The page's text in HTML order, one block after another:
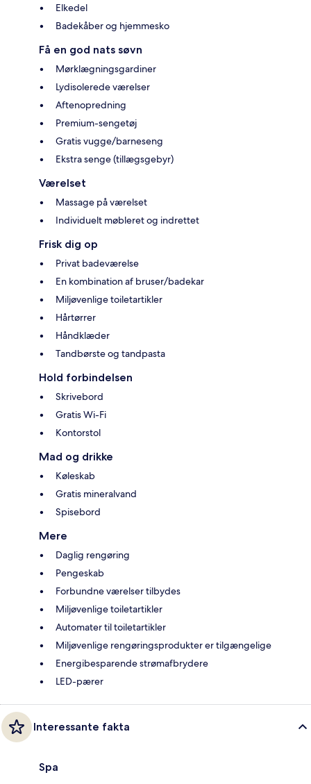
Elkedel
Badekåber og hjemmesko
Få en god nats søvn
Mørklægningsgardiner
Lydisolerede værelser
Aftenopredning
Premium-sengetøj
Gratis vugge/barneseng
Ekstra senge (tillægsgebyr)
Værelset
Massage på værelset
Individuelt møbleret og indrettet
Frisk dig op
Privat badeværelse
En kombination af bruser/badekar
Miljøvenlige toiletartikler
Hårtørrer
Håndklæder
Tandbørste og tandpasta
Hold forbindelsen
Skrivebord
Gratis Wi-Fi
Kontorstol
Mad og drikke
Køleskab
Gratis mineralvand
Spisebord
Mere
Daglig rengøring
Pengeskab
Forbundne værelser tilbydes
Miljøvenlige toiletartikler
Automater til toiletartikler
Miljøvenlige rengøringsprodukter er tilgængelige
Energibesparende strømafbrydere
LED-pærer
Interessante fakta
Spa